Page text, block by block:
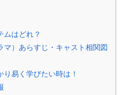
はどれ？
マ）あらすじ・キャスト相関図
易く学びたい時は！